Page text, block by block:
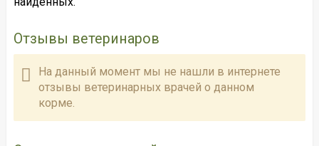
Отзывы ветеринаров
На данный момент мы не нашли в интернете
отзывы ветеринарных врачей о данном
корме.